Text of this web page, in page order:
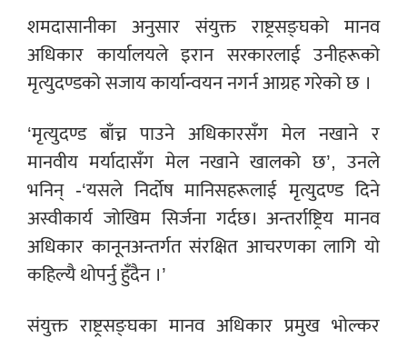
शमदासानीका अनुसार संयुक्त राष्ट्रसङ्घको मानव
अधिकार कार्यालयले इरान सरकारलाई उनीहरूको
मृत्युदण्डको सजाय कार्यान्वयन नगर्न आग्रह गरेको छ ।
‘मृत्युदण्ड बाँच्न पाउने अधिकारसँग मेल नखाने र
मानवीय मर्यादासँग मेल नखाने खालको छ’, उनले
भनिन् -‘यसले निर्दोष मानिसहरूलाई मृत्युदण्ड दिने
अस्वीकार्य जोखिम सिर्जना गर्दछ। अन्तर्राष्ट्रिय मानव
अधिकार कानूनअन्तर्गत संरक्षित आचरणका लागि यो
कहिल्यै थोपर्नु हुँदैन ।’
संयुक्त राष्ट्रसङ्घका मानव अधिकार प्रमुख भोल्कर